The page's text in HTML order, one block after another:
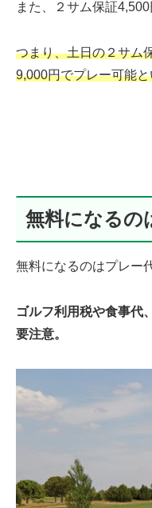
また、２サム保証
つまり、土日の２サム
9,000円でプレー可能
無料になるの
無料になるのはプレー
ゴルフ利用税や食事代
要注意。